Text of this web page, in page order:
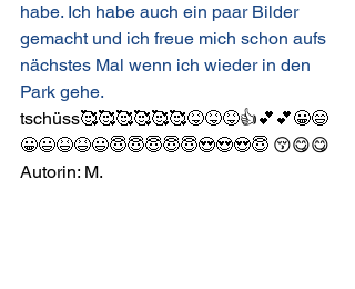
habe. Ich habe auch ein paar Bilder
gemacht und ich freue mich schon aufs
nächstes Mal wenn ich wieder in den
Park gehe.
tschüss🥰🥰🥰🥰🥰🥰😝😝😝👍💕💕😀😄
😀😃😆😆😃😇😇😇😇😇😍😍😍😇 😚😋😋
Autorin: M.